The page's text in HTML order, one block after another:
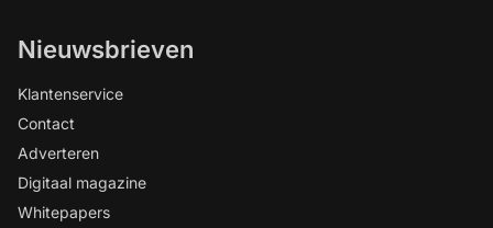
Nieuwsbrieven
Klantenservice
Contact
Adverteren
Digitaal magazine
Whitepapers